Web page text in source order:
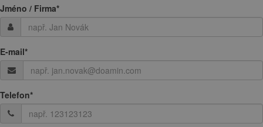
Jméno / Firma*
E-mail*
Telefon*